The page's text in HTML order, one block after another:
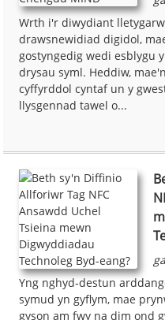
Wrth i'r diwydiant
drawsnewidiad digidol,
gostyngedig wedi esblygu
drysau syml. Heddiw,
cyffyrddol cyntaf un y
llysgennad tawel o...
Yng nghyd-destun
symud yn gyflym, mae
gyson am fwy na dim ond